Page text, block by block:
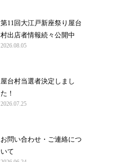
第11回大江戸新座祭り屋台
村出店者情報続々公開中
2026.08.05
屋台村当選者決定しまし
た！
2026.07.25
お問い合わせ・ご連絡につ
いて